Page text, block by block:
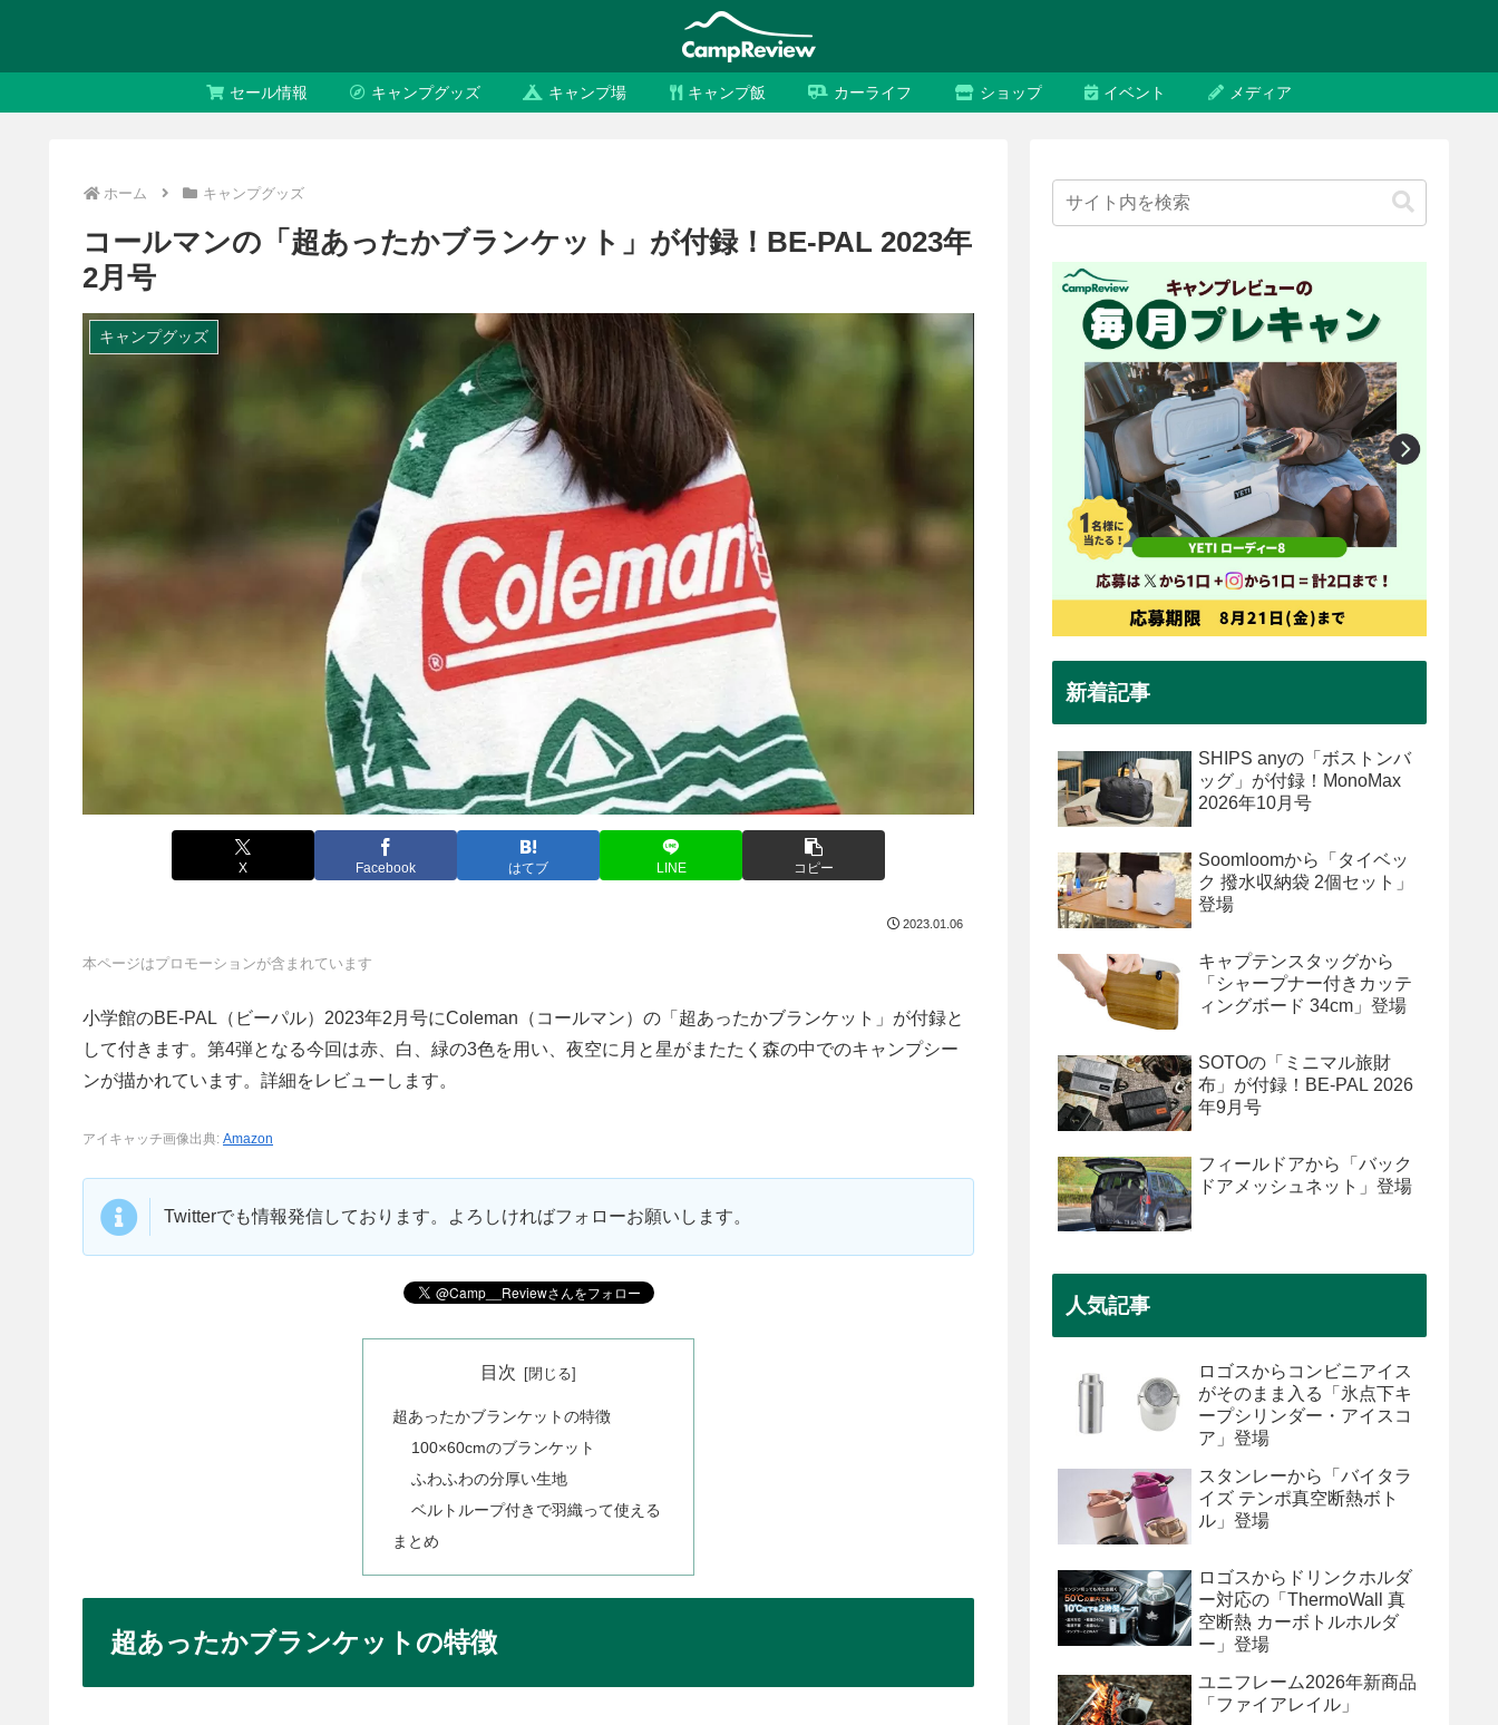
セール情報 キャンプグッズ キャンプ場 キャンプ飯 カーライフ ショップ イベント メディア
ホーム キャンプグッズ
コールマンの「超あったかブランケット」が付録！BE-PAL 2023年
2月号
キャンプグッズ
X Facebook はてブ LINE コピー
2023.01.06
本ページはプロモーションが含まれています
小学館のBE-PAL（ビーパル）2023年2月号にColeman（コールマン）の「超あったかブランケット」が付録と
して付きます。第4弾となる今回は赤、白、緑の3色を用い、夜空に月と星がまたたく森の中でのキャンプシー
ンが描かれています。詳細をレビューします。
アイキャッチ画像出典: Amazon
Twitterでも情報発信しております。よろしければフォローお願いします。
目次
超あったかブランケットの特徴
100×60cmのブランケット
ふわふわの分厚い生地
ベルトループ付きで羽織って使える
まとめ
超あったかブランケットの特徴
新着記事
SHIPS anyの「ボストンバ
ッグ」が付録！MonoMax
2026年10月号
Soomloomから「タイベッ
ク 撥水収納袋 2個セット」
登場
キャプテンスタッグから
「シャープナー付きカッテ
ィングボード 34cm」登場
SOTOの「ミニマル旅財
布」が付録！BE-PAL 2026
年9月号
フィールドアから「バック
ドアメッシュネット」登場
人気記事
ロゴスからコンビニアイス
がそのまま入る「氷点下キ
ープシリンダー・アイスコ
ア」登場
スタンレーから「バイタラ
イズ テンポ真空断熱ボト
ル」登場
ロゴスからドリンクホルダ
ー対応の「ThermoWall 真
空断熱 カーボトルホルダ
ー」登場
ユニフレーム2026年新商品
「ファイアレイル」